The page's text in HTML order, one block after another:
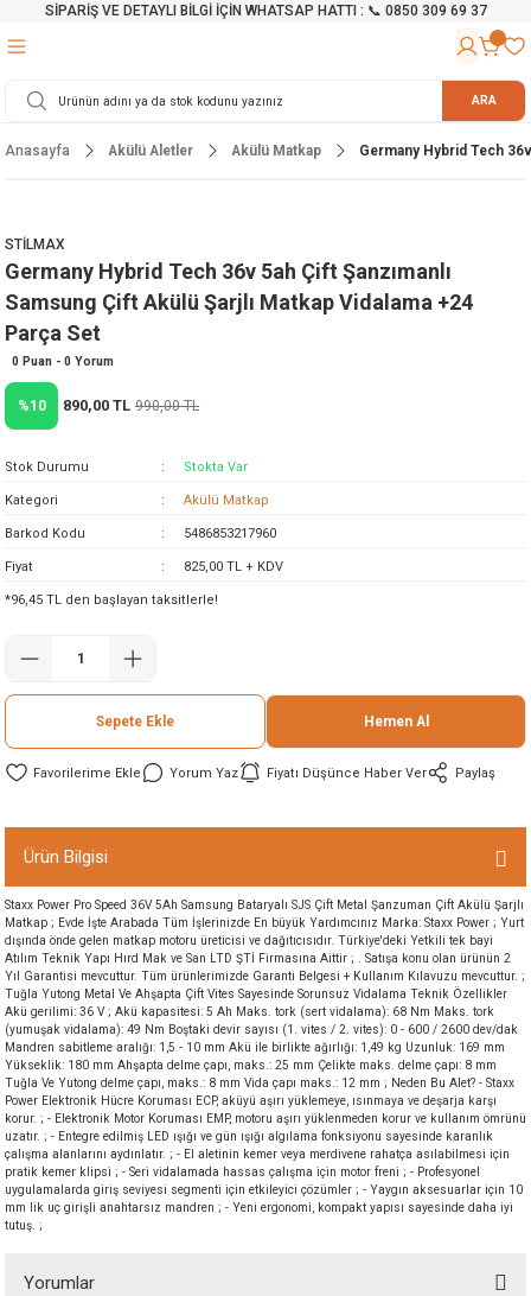
SİPARİŞ VE DETAYLI BİLGİ İÇİN WHATSAP HATTI : 📞 0850 309 69 37
Testereler
Makinesi
Testereler
Cihazları
Mikser
ve Arabalar
Malzemeleri ARA
Anasayfa Akülü Aletler Akülü Matkap Germany Hybrid Tech
STİLMAX
Germany Hybrid Tech 36v 5ah Çift Şanzımanlı
Samsung Çift Akülü Şarjlı Matkap Vidalama +24
Parça Set
0 Puan - 0 Yorum
%10 890,00 TL 990,00 TL
Stok Durumu Stokta Var
Kategori Akülü Matkap
Barkod Kodu 5486853217960
Fiyat 825,00 TL + KDV
*96,45 TL den başlayan taksitlerle!
Sepete Ekle Hemen Al
Yorum Yaz Fiyatı Düşünce Haber Ver Paylaş
Ürün Bilgisi
Staxx Power Pro Speed 36V 5Ah Samsung Bataryalı SJS Çift Metal Şanzuman Çift Akülü Şarjlı
Matkap ; Evde İşte Arabada Tüm İşlerinizde En büyük Yardımcınız Marka: Staxx Power ; Yurt
dışında önde gelen matkap motoru üreticisi ve dağıtıcısıdır. Türkiye'deki Yetkili tek bayi
Atılım Teknik Yapı Hırd Mak ve San LTD ŞTİ Firmasına Aittir ; . Satışa konu olan ürünün 2
Yıl Garantisi mevcuttur. Tüm ürünlerimizde Garanti Belgesi + Kullanım Kılavuzu mevcuttur. ;
Tuğla Yutong Metal Ve Ahşapta Çift Vites Sayesinde Sorunsuz Vidalama Teknik Özellikler
Akü gerilimi: 36 V ; Akü kapasitesi: 5 Ah Maks. tork (sert vidalama): 68 Nm Maks. tork
(yumuşak vidalama): 49 Nm Boştaki devir sayısı (1. vites / 2. vites): 0 - 600 / 2600 dev/dak
Mandren sabitleme aralığı: 1,5 - 10 mm Akü ile birlikte ağırlığı: 1,49 kg Uzunluk: 169 mm
Yükseklik: 180 mm Ahşapta delme çapı, maks.: 25 mm Çelikte maks. delme çapı: 8 mm
Tuğla Ve Yutong delme çapı, maks.: 8 mm Vida çapı maks.: 12 mm ; Neden Bu Alet? - Staxx
Power Elektronik Hücre Koruması ECP, aküyü aşırı yüklemeye, ısınmaya ve deşarja karşı
korur. ; - Elektronik Motor Koruması EMP, motoru aşırı yüklenmeden korur ve kullanım ömrünü
uzatır. ; - Entegre edilmiş LED ışığı ve gün ışığı algılama fonksiyonu sayesinde karanlık
çalışma alanlarını aydınlatır. ; - El aletinin kemer veya merdivene rahatça asılabilmesi için
pratik kemer klipsi ; - Seri vidalamada hassas çalışma için motor freni ; - Profesyonel
uygulamalarda giriş seviyesi segmenti için etkileyici çözümler ; - Yaygın aksesuarlar için 10
mm lik uç girişli anahtarsız mandren ; - Yeni ergonomi, kompakt yapısı sayesinde daha iyi
tutuş. ;
Yorumlar